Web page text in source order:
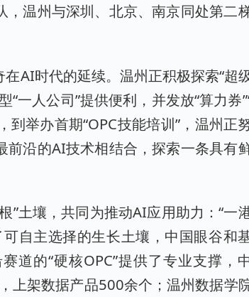
温州与深圳、北京、南京同处第二
AI时代的延续。温州正积极探索“超
一人公司”提供便利，并发放“算力券
到举办首期“OPC技能培训”，温州正
沿的AI技术相结合，探索一条具有
”土壤，共同为推动AI应用助力：“一
自主选择的生长土壤，中国眼谷和
道的“硬核OPC”提供了专业支撑，
上架数据产品500余个；温州数据学